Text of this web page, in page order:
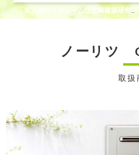
泉大津のリフォームは北﨑建築研究会
取扱
ノーリツ